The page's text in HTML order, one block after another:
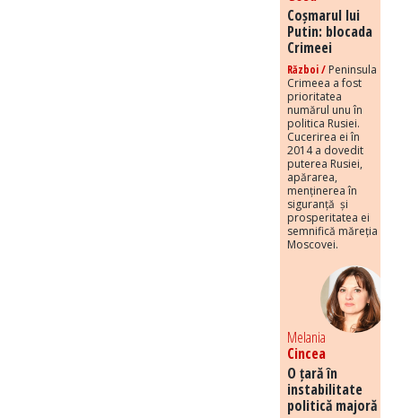
Coșmarul lui
Putin: blocada
Crimeei
Război / Peninsula
Crimeea a fost
prioritatea
numărul unu în
politica Rusiei.
Cucerirea ei în
2014 a dovedit
puterea Rusiei,
apărarea,
menținerea în
siguranță și
prosperitatea ei
semnifică măreția
Moscovei.
Melania
Cincea
O țară în
instabilitate
politică majoră